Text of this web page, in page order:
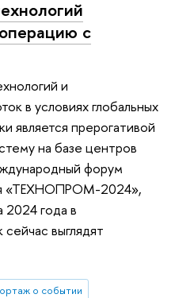
с
и
в условиях глобальных
является прерогативой
на базе центров
форум
«ТЕХНОПРОМ-2024»,
2024 года в
выглядят
о событии